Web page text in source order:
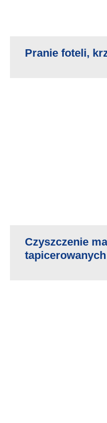
Pranie foteli,
Czyszczenie
tapicerowanych